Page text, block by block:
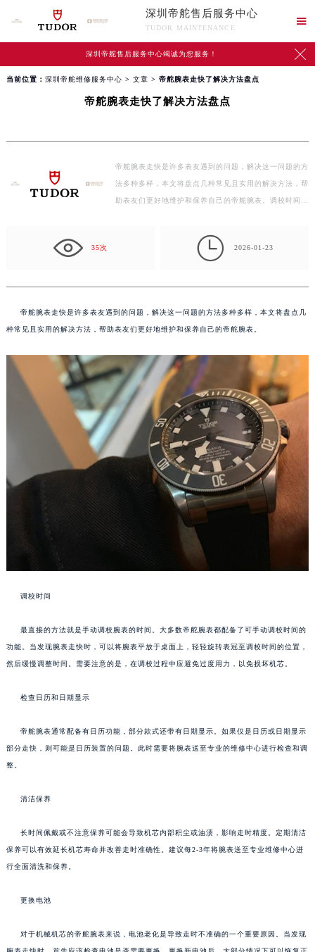
深圳帝舵售后服务中心
TUDOR MAINTENANCE

深圳帝舵售后服务中心竭诚为您服务！ 
当前位置： 深圳帝舵维修服务中心 > 文章 > 帝舵腕表走快了解决方法盘点
帝舵腕表走快了解决方法盘点
帝舵腕表走快是许多表友遇到的问题，解决这一问题的方
法多种多样，本文将盘点几种常见且实用的解决方法，帮
助表友们更好地维护和保养自己的帝舵腕表。调校时间…
35次  2026-01-23
帝舵腕表走快是许多表友遇到的问题，解决这一问题的方法多种多样，本文将盘点几
种常见且实用的解决方法，帮助表友们更好地维护和保养自己的帝舵腕表。
调校时间
最直接的方法就是手动调校腕表的时间。大多数帝舵腕表都配备了可手动调校时间的
功能。当发现腕表走快时，可以将腕表平放于桌面上，轻轻旋转表冠至调校时间的位置，
然后缓慢调整时间。需要注意的是，在调校过程中应避免过度用力，以免损坏机芯。
检查日历和日期显示
帝舵腕表通常配备有日历功能，部分款式还带有日期显示。如果仅是日历或日期显示
部分走快，则可能是日历装置的问题。此时需要将腕表送至专业的维修中心进行检查和调
整。
清洁保养
长时间佩戴或不注意保养可能会导致机芯内部积尘或油渍，影响走时精度。定期清洁
保养可以有效延长机芯寿命并改善走时准确性。建议每2-3年将腕表送至专业维修中心进
行全面清洗和保养。
更换电池
对于机械机芯的帝舵腕表来说，电池老化是导致走时不准确的一个重要原因。当发现